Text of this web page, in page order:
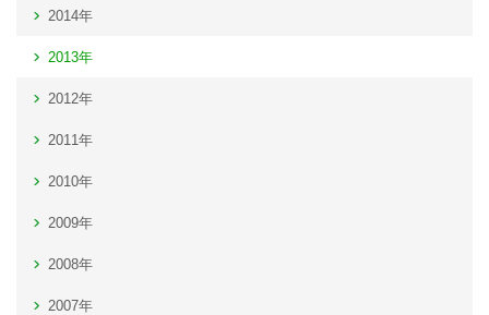
2014年
2013年
2012年
2011年
2010年
2009年
2008年
2007年